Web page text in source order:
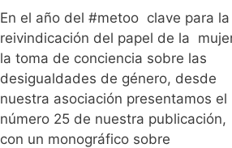
En el año del #metoo clave para la
reivindicación del papel de la
la toma de conciencia sobre las
desigualdades de género, desde
nuestra asociación presentamos el
número 25 de nuestra publicación,
con un monográfico sobre